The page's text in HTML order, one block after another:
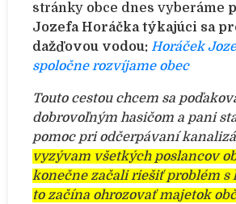
stránky obce dnes vyberáme
Jozefa Horáčka týkajúci sa
dažďovou vodou: Horáček
spoločne rozvíjame obec
Touto cestou chcem sa
dobrovoľným hasičom a pani
pomoc pri odčerpávaní
vyzývam všetkých poslancov
konečne začali riešiť problém s
to začína ohrozovať majetok